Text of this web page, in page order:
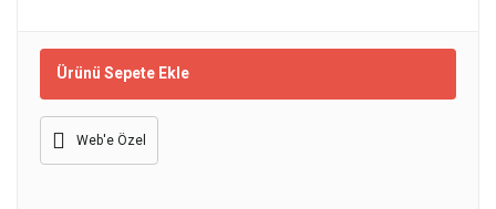
Ürünü Sepete Ekle
Web'e Özel